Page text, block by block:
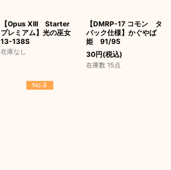
【Opus XIII Starter
プレミアム】光の巫女
13-138S
在庫なし
【DMRP-17 コモン タ
バック仕様】かぐやば
姫 91/95
30円(税込)
在庫数 15点
No.8